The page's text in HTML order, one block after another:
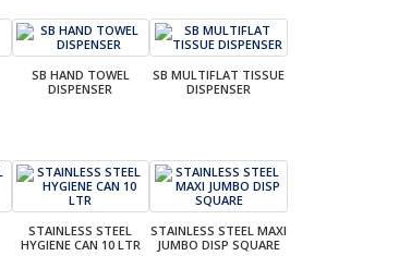
SB HAND TOWEL
DISPENSER
SB MULTIFLAT TISSUE
DISPENSER
STAINLESS STEEL
HYGIENE CAN 10 LTR
STAINLESS STEEL MAXI
JUMBO DISP SQUARE